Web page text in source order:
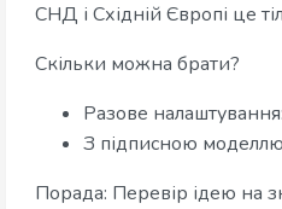
СНД і Східній Європі це
Скільки можна брати?
Разове
З підписною
Порада: Перевір ідею на